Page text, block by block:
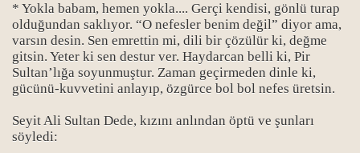
* Yokla babam, hemen yokla.... Gerçi kendisi, gönlü turap
olduğundan saklıyor. “O nefesler benim değil” diyor ama,
varsın desin. Sen emrettin mi, dili bir çözülür ki, değme
gitsin. Yeter ki sen destur ver. Haydarcan belli ki, Pir
Sultan’lığa soyunmuştur. Zaman geçirmeden dinle ki,
gücünü-kuvvetini anlayıp, özgürce bol bol nefes üretsin.
Seyit Ali Sultan Dede, kızını anlından öptü ve şunları
söyledi: